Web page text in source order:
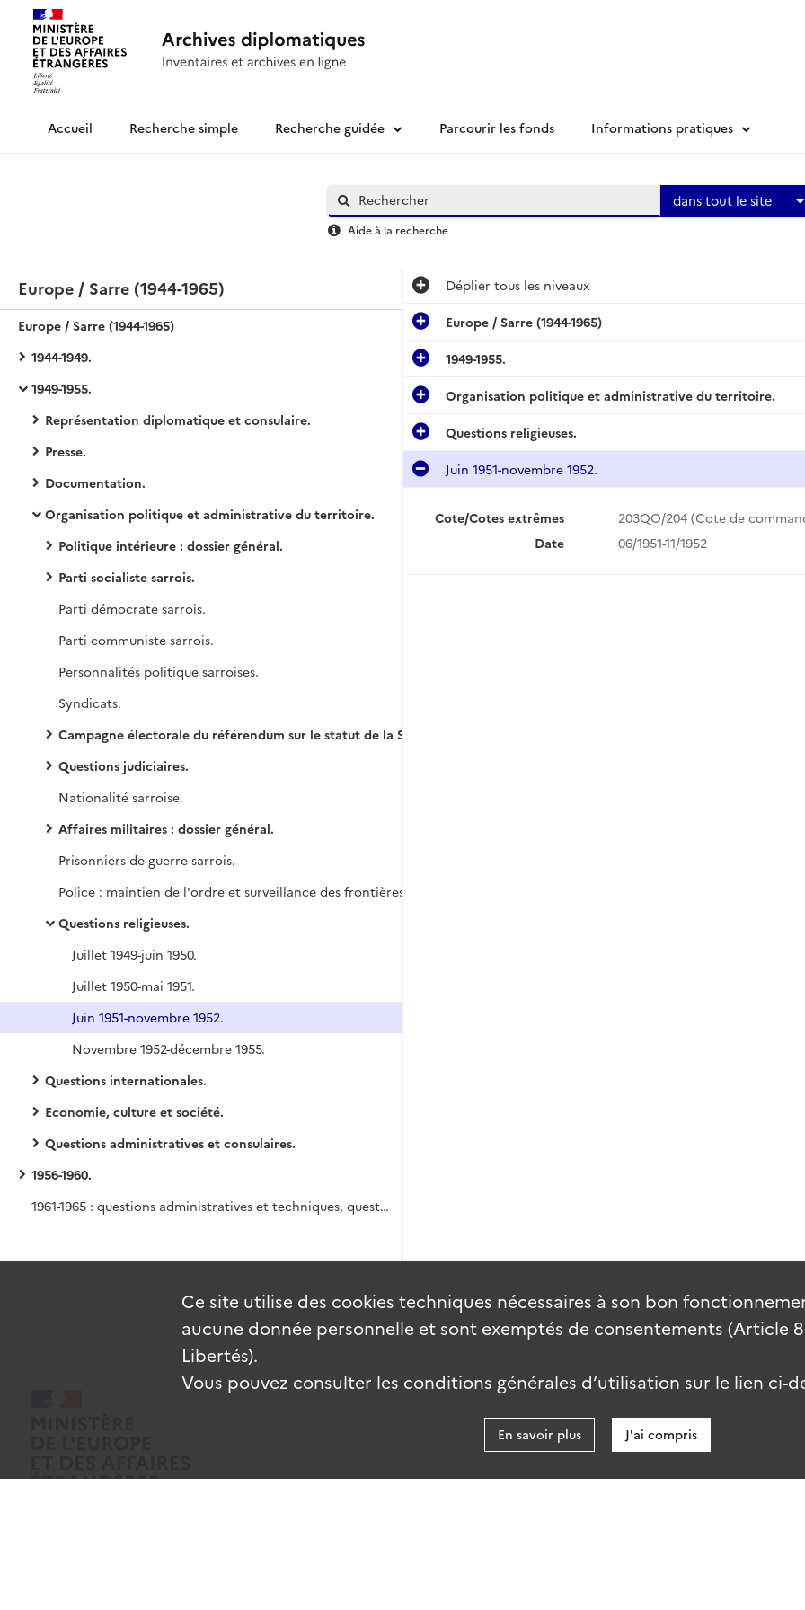
Archives diplomatiquesRecherche simple Recherche guidée Parcourir les fonds Informations pratiques
dans tout le site
Aide à la recherche
Europe / Sarre (1944-1965)
Europe / Sarre (1944-1965)
1944-1949.
1949-1955.
Représentation diplomatique et consulaire.
Presse.
Documentation.
Organisation politique et administrative du territoire.
Politique intérieure : dossier général.
Parti socialiste sarrois.
Parti démocrate sarrois.
Parti communiste sarrois.
Personnalités politique sarroises.
Syndicats.
Campagne électorale du référendum sur le statut de la Sarre.
Questions judiciaires.
Nationalité sarroise.
Affaires militaires : dossier général.
Prisonniers de guerre sarrois.
Police : maintien de l'ordre et surveillance des frontières.
Questions religieuses.
Juillet 1949-juin 1950.
Juillet 1950-mai 1951.
Juin 1951-novembre 1952.
Novembre 1952-décembre 1955.
Questions internationales.
Economie, culture et société.
Questions administratives et consulaires.
1956-1960.
1961-1965 : questions administratives et techniques, questions économiques, questions culturelles.
Déplier tous les niveaux
Europe / Sarre (1944-1965)
1949-1955.
Organisation politique et administrative du territoire.
Questions religieuses.
Juin 1951-novembre 1952.
Cote/Cotes extrêmes
203QO/204 (Cote de
Date
06/1951-11/1952
Ce site utilise des cookies techniques nécessaires à son bon
aucune donnée personnelle et sont exemptés de consentements (Article
Libertés).
Vous pouvez consulter les conditions générales d’utilisation sur le lien ci-
En savoir plus J'ai compris